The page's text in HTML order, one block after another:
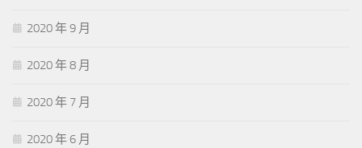
2020 年 9 月
2020 年 8 月
2020 年 7 月
2020 年 6 月